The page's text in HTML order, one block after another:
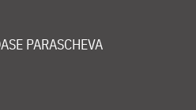
PARASCHEVA